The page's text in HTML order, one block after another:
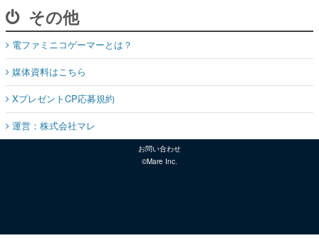
その他
電ファミニコゲーマーとは？
媒体資料はこちら
XプレゼントCP応募規約
運営：株式会社マレ
お問い合わせ
©Mare Inc.